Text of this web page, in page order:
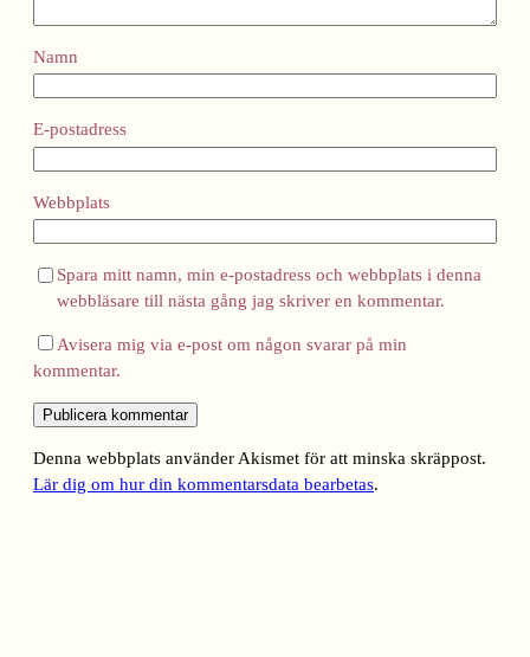
Namn
E-postadress
Webbplats
Spara mitt namn, min e-postadress och webbplats i denna
webbläsare till nästa gång jag skriver en kommentar.
Avisera mig via e-post om någon svarar på min
kommentar.
Denna webbplats använder Akismet för att minska skräppost.
Lär dig om hur din kommentarsdata bearbetas.